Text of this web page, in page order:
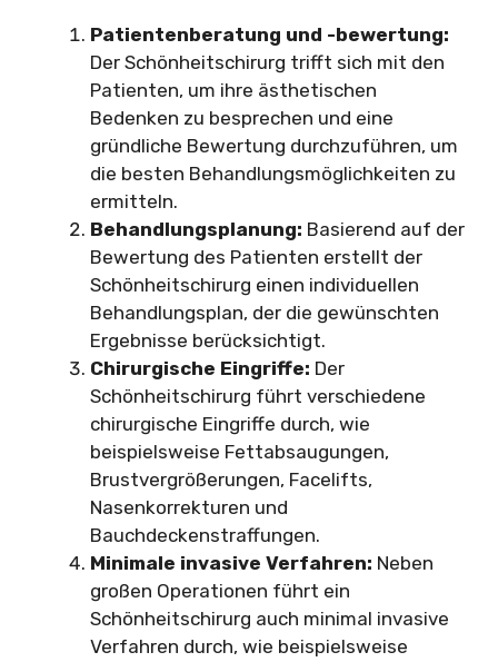
Patientenberatung und -bewertung:
Der Schönheitschirurg trifft sich mit den
Patienten, um ihre ästhetischen
Bedenken zu besprechen und eine
gründliche Bewertung durchzuführen, um
die besten Behandlungsmöglichkeiten zu
ermitteln.
Behandlungsplanung: Basierend auf der
Bewertung des Patienten erstellt der
Schönheitschirurg einen individuellen
Behandlungsplan, der die gewünschten
Ergebnisse berücksichtigt.
Chirurgische Eingriffe: Der
Schönheitschirurg führt verschiedene
chirurgische Eingriffe durch, wie
beispielsweise Fettabsaugungen,
Brustvergrößerungen, Facelifts,
Nasenkorrekturen und
Bauchdeckenstraffungen.
Minimale invasive Verfahren: Neben
großen Operationen führt ein
Schönheitschirurg auch minimal invasive
Verfahren durch, wie beispielsweise